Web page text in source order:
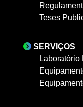
Teses
SERVIÇOS
Laboratório